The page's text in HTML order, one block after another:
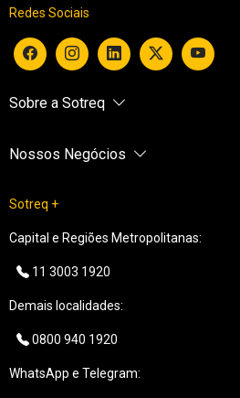
Redes Sociais
Sobre a Sotreq
Nossos Negócios
Sotreq +
Capital e Regiões Metropolitanas:
11 3003 1920
Demais localidades:
0800 940 1920
WhatsApp e Telegram: